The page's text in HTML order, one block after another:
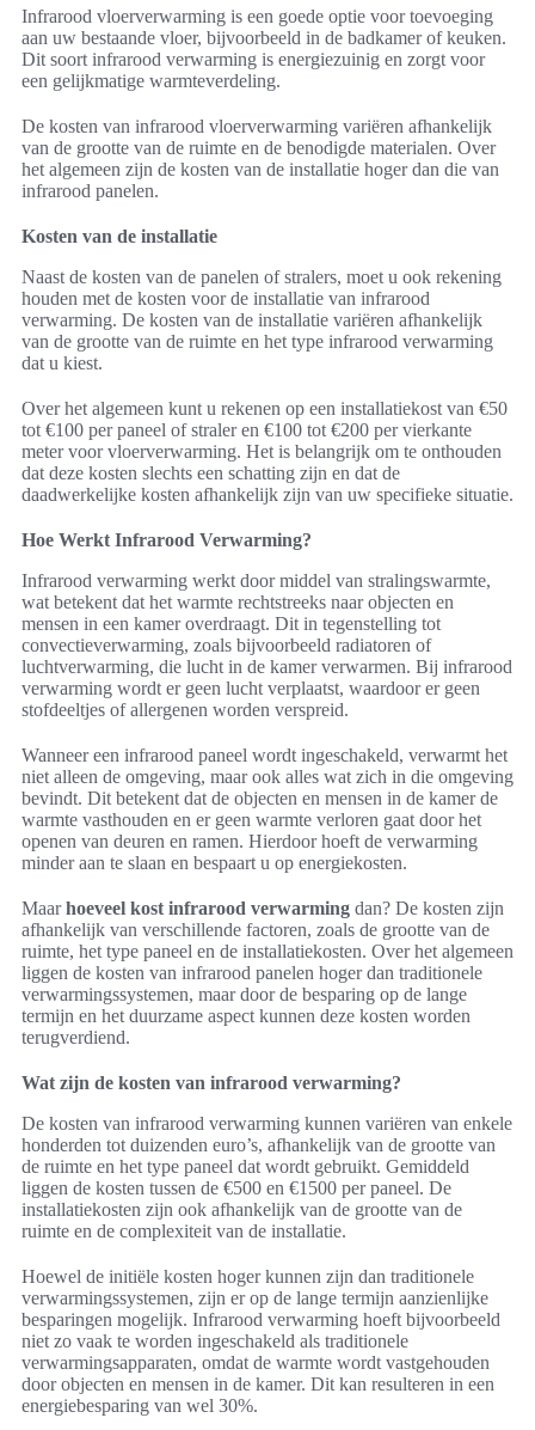
Infrarood vloerverwarming is een goede optie voor toevoeging
aan uw bestaande vloer, bijvoorbeeld in de badkamer of keuken.
Dit soort infrarood verwarming is energiezuinig en zorgt voor
een gelijkmatige warmteverdeling.
De kosten van infrarood vloerverwarming variëren afhankelijk
van de grootte van de ruimte en de benodigde materialen. Over
het algemeen zijn de kosten van de installatie hoger dan die van
infrarood panelen.
Kosten van de installatie
Naast de kosten van de panelen of stralers, moet u ook rekening
houden met de kosten voor de installatie van infrarood
verwarming. De kosten van de installatie variëren afhankelijk
van de grootte van de ruimte en het type infrarood verwarming
dat u kiest.
Over het algemeen kunt u rekenen op een installatiekost van €50
tot €100 per paneel of straler en €100 tot €200 per vierkante
meter voor vloerverwarming. Het is belangrijk om te onthouden
dat deze kosten slechts een schatting zijn en dat de
daadwerkelijke kosten afhankelijk zijn van uw specifieke situatie.
Hoe Werkt Infrarood Verwarming?
Infrarood verwarming werkt door middel van stralingswarmte,
wat betekent dat het warmte rechtstreeks naar objecten en
mensen in een kamer overdraagt. Dit in tegenstelling tot
convectieverwarming, zoals bijvoorbeeld radiatoren of
luchtverwarming, die lucht in de kamer verwarmen. Bij infrarood
verwarming wordt er geen lucht verplaatst, waardoor er geen
stofdeeltjes of allergenen worden verspreid.
Wanneer een infrarood paneel wordt ingeschakeld, verwarmt het
niet alleen de omgeving, maar ook alles wat zich in die omgeving
bevindt. Dit betekent dat de objecten en mensen in de kamer de
warmte vasthouden en er geen warmte verloren gaat door het
openen van deuren en ramen. Hierdoor hoeft de verwarming
minder aan te slaan en bespaart u op energiekosten.
Maarhoeveel kost infrarood verwarming dan? De kosten zijn
afhankelijk van verschillende factoren, zoals de grootte van de
ruimte, het type paneel en de installatiekosten. Over het algemeen
liggen de kosten van infrarood panelen hoger dan traditionele
verwarmingssystemen, maar door de besparing op de lange
termijn en het duurzame aspect kunnen deze kosten worden
terugverdiend.
Wat zijn de kosten van infrarood verwarming?
De kosten van infrarood verwarming kunnen variëren van enkele
honderden tot duizenden euro’s, afhankelijk van de grootte van
de ruimte en het type paneel dat wordt gebruikt. Gemiddeld
liggen de kosten tussen de €500 en €1500 per paneel. De
installatiekosten zijn ook afhankelijk van de grootte van de
ruimte en de complexiteit van de installatie.
Hoewel de initiële kosten hoger kunnen zijn dan traditionele
verwarmingssystemen, zijn er op de lange termijn aanzienlijke
besparingen mogelijk. Infrarood verwarming hoeft bijvoorbeeld
niet zo vaak te worden ingeschakeld als traditionele
verwarmingsapparaten, omdat de warmte wordt vastgehouden
door objecten en mensen in de kamer. Dit kan resulteren in een
energiebesparing van wel 30%.